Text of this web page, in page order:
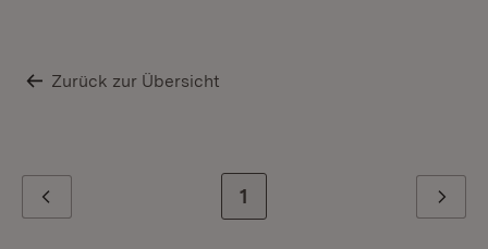
Zurück zur Übersicht
Zur letzten Seite
1 Weiter